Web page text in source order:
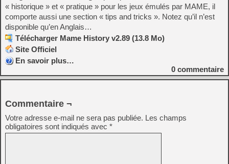
« historique » et « pratique » pour les jeux émulés par MAME, il
comporte aussi une section « tips and tricks ». Notez qu’il n’est
disponible qu’en Anglais…
Télécharger Mame History v2.89 (13.8 Mo)
Site Officiel
En savoir plus…
0 commentaire
Commentaire ¬
Votre adresse e-mail ne sera pas publiée. Les champs
obligatoires sont indiqués avec *